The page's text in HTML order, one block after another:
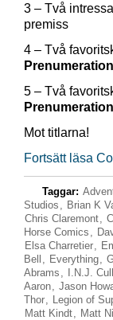
3 – Två
premiss
4 – Två
5 – Två
Prenumeration
Mot titlarna!
Fortsätt läsa
Taggar:
Studios , Brian K
Chris Claremont,
Horse Comics ,
Elsa Charretier,
Bell , Everything,
Abrams , I.N.J.
Aaron, Jason
Thor, Legion of
Matt Kindt, Matt